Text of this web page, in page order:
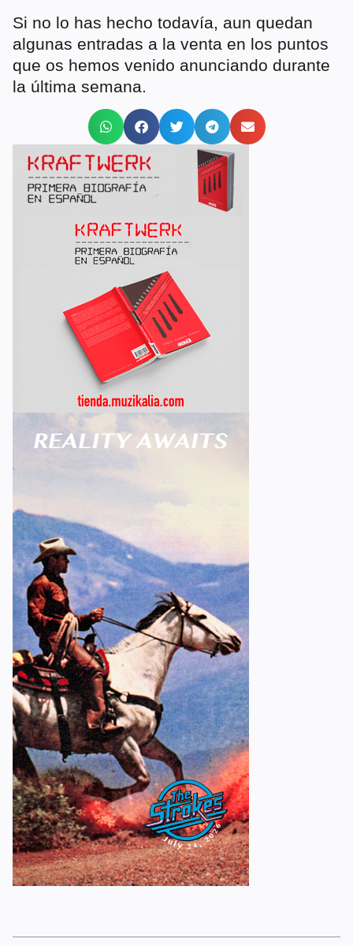
Si no lo has hecho todavía, aun quedan
algunas entradas a la venta en los puntos
que os hemos venido anunciando durante
la última semana.